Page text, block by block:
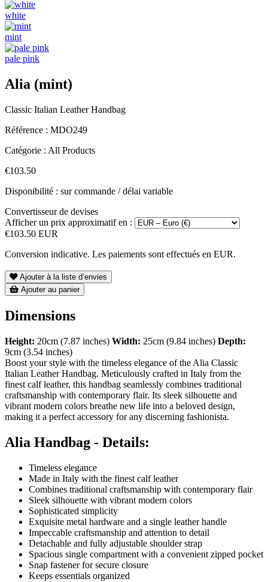
white
mint
pale pink
Alia (mint)
Classic Italian Leather Handbag
Référence : MDO249
Catégorie : All Products
€103.50
Disponibilité : sur commande / délai variable
Convertisseur de devises
Afficher un prix approximatif en :
€103.50 EUR
Conversion indicative. Les paiements sont effectués en EUR.
Ajouter à la liste d’envies
Ajouter au panier
Dimensions
Height: 20cm (7.87 inches) Width: 25cm (9.84 inches) Depth:
9cm (3.54 inches)
Boost your style with the timeless elegance of the Alia Classic
Italian Leather Handbag. Meticulously crafted in Italy from the
finest calf leather, this handbag seamlessly combines traditional
craftsmanship with contemporary flair. Its sleek silhouette and
vibrant modern colors breathe new life into a beloved design,
making it a perfect accessory for any discerning fashionista.
Alia Handbag - Details:
Timeless elegance
Made in Italy with the finest calf leather
Combines traditional craftsmanship with contemporary flair
Sleek silhouette with vibrant modern colors
Sophisticated simplicity
Exquisite metal hardware and a single leather handle
Impeccable craftsmanship and attention to detail
Detachable and fully adjustable shoulder strap
Spacious single compartment with a convenient zipped pocket
Snap fastener for secure closure
Keeps essentials organized